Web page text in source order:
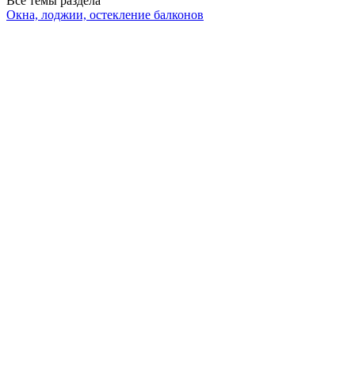
Окна, лоджии, остекление балконов